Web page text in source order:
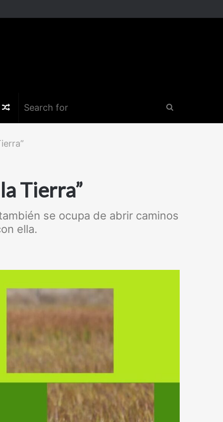
Random
Tierra”
se ocupa de abrir caminos
ella.